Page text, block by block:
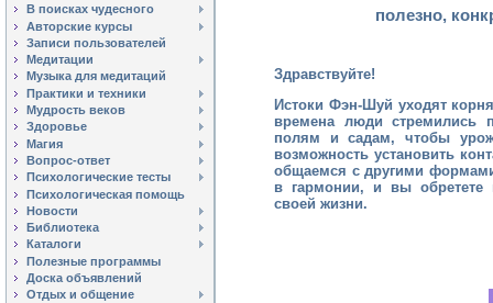
В поисках чудесного
Авторские курсы
Записи пользователей
Медитации
Музыка для медитаций
Практики и техники
Мудрость веков
Здоровье
Магия
Вопрос-ответ
Психологические тесты
Психологическая помощь
Новости
Библиотека
Каталоги
Полезные программы
Доска объявлений
Отдых и общение
полезно,
Здравствуйте!
Истоки Фэн-Шуй уходят
времена люди стремились
полям и садам, чтобы
возможность установить
общаемся с другими
в гармонии, и вы
своей жизни.